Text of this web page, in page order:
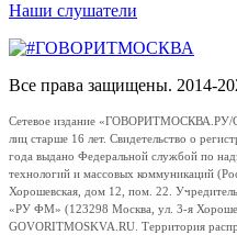
Наши слушатели
Все права защищены. 2014-
Сетевое издание «ГОВОРИТМОСКВА.РУ/
лиц старше 16 лет. Свидетельство о
года выдано Федеральной службой по
технологий и массовых коммуникаций
Хорошевская, дом 12, пом. 22.
«РУ ФМ» (123298 Москва, ул. 3-я
GOVORITMOSKVA.RU. Территория